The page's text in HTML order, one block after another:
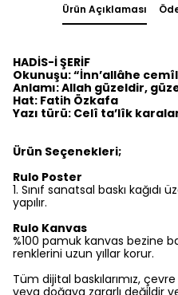
Ürün Açıklaması
HADİS-İ ŞERİF
Okunuşu: “İnn’allâhe
Anlamı: Allah güzeldir,
Hat: Fatih Özkafa
Yazı türü: Celî ta’lîk
Ürün Seçenekleri;
Rulo Poster
1.⁠ ⁠Sınıf sanatsal baskı kağıdı
yapılır.
Rulo Kanvas
%100 pamuk kanvas bezine
renklerini uzun yıllar korur.
Tüm dijital baskılarımız,